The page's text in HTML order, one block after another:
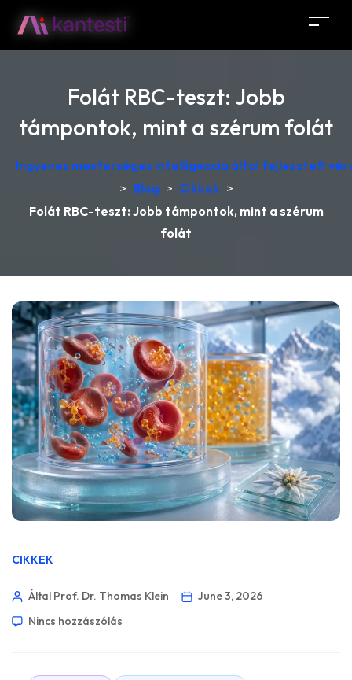
Folát RBC-teszt: Jobb
támpontok, mint a szérum folát
Ingyenes mesterséges intelligencia által fejlesztett
> Blog > Cikkek >
Folát RBC-teszt: Jobb támpontok, mint a szérum
folát
CIKKEK
Által Prof. Dr. Thomas Klein
June 3, 2026
Nincs hozzászólás